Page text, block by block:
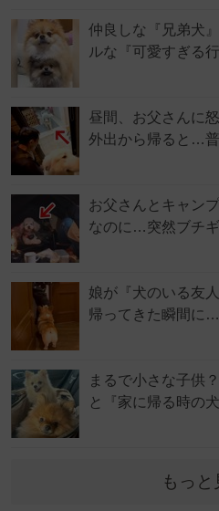
仲良しな『兄弟犬
ルな『可愛すぎる
昼間、お父さんに
外出から帰ると…
お父さんとキャン
なのに…突然ブチ
娘が『犬のいる友
帰ってきた瞬間に
まるで小さな子供
と『家に帰る時の
もっと